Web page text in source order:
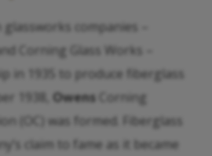
companies –
Corning Glass Works –
in 1935 to produce fiberglass
1938, Owens Corning
(OC) was formed. Fiberglass
claim to fame as it became